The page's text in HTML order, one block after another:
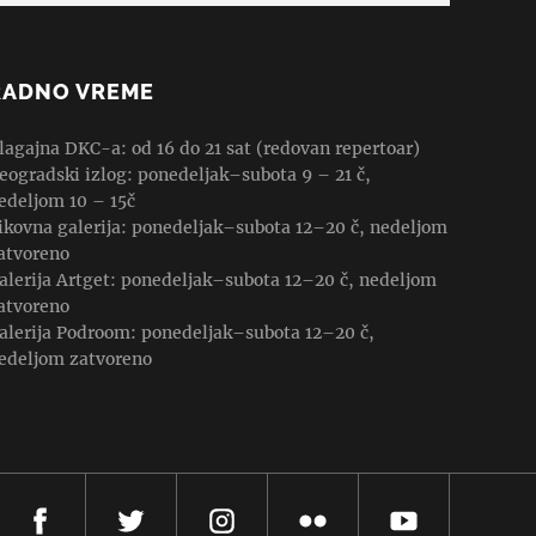
VREME
DKC-a: od 16 do 21 sat (redovan repertoar)
izlog: ponedeljak–subota 9 – 21 č,
10 – 15č
galerija: ponedeljak–subota 12–20 č, nedeljom
Artget: ponedeljak–subota 12–20 č, nedeljom
Podroom: ponedeljak–subota 12–20 č,
zatvoreno